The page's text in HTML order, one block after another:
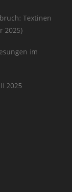
Textinen
2025)
im
2025